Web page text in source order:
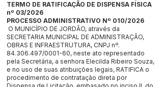
TERMO DE RATIFICAÇÃO DE DISPENSA FÍSICA
nº 03/2026
PROCESSO ADMINISTRATIVO Nº 010/2026
O MUNICÍPIO DE JORDÃO, através da
SECRETARIA MUNICIPAL DE ADMINISTRAÇÃO,
OBRAS E INFRAESTRUTURA, CNPJ nº.
84.306.497/0001-60, neste ato representado
pela Secretária, a senhora Elecilda Ribeiro Souza,
e no uso de suas atribuições legais, RATIFICA o
procedimento de contratação direta por